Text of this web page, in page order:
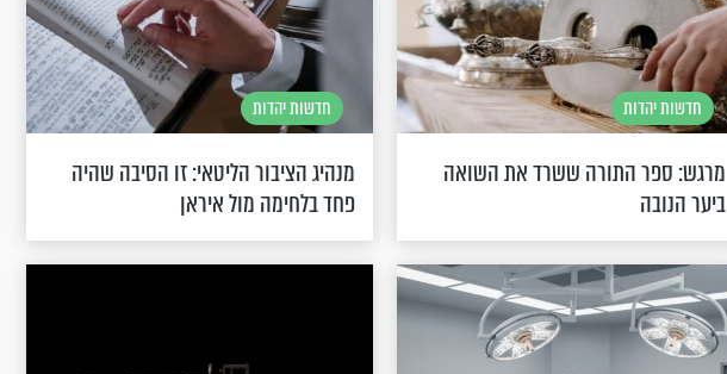
חדשות יהדות
מרגש: ספר התורה ששרד את השואה
ביער הנובה
חדשות יהדות
מנהיג הציבור הליטאי: זו הסיבה שהיה
פחד בלחימה מול איראן